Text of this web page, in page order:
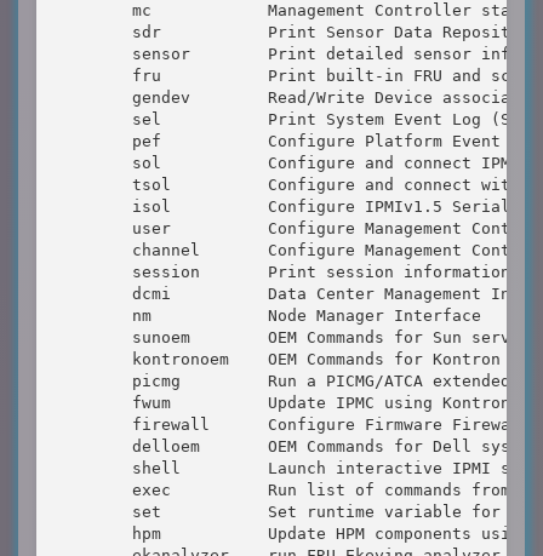
mc            Management Controller
sdr           Print Sensor Data
sensor        Print detailed sensor
fru           Print built-in FRU and scan
gendev        Read/Write Device
        sel           Print System Event Log (SEL)
pef           Configure Platform Event
sol           Configure and connect
tsol          Configure and connect with
isol          Configure IPMIv1.5 Serial-
user          Configure Management
channel       Configure Management
        session       Print session information
dcmi          Data Center Management
        nm            Node Manager Interface
        sunoem        OEM Commands for Sun servers
kontronoem    OEM Commands for Kontron
picmg         Run a PICMG/ATCA extended
fwum          Update IPMC using Kontron
        firewall      Configure Firmware Firewall
delloem       OEM Commands for Dell
shell         Launch interactive IPMI
exec          Run list of commands from
set           Set runtime variable for
hpm           Update HPM components using